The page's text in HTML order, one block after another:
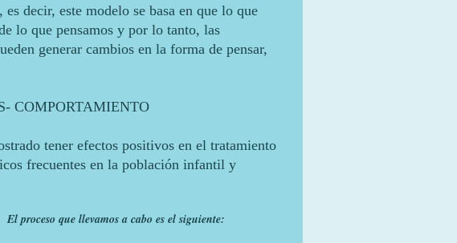
decir, este modelo se basa en que lo que
lo que pensamos y por lo tanto, las
generar cambios en la forma de pensar,
COMPORTAMIENTO
tener efectos positivos en el tratamiento
frecuentes en la población infantil y
El proceso que llevamos a cabo es el siguiente: